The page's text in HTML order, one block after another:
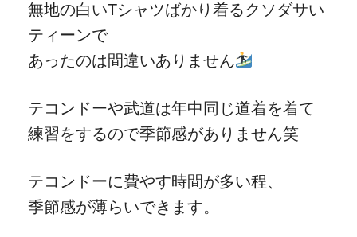
無地の白いTシャツばかり着るクソダサい
ティーンで
あったのは間違いありません
テコンドーや武道は年中同じ道着を着て
練習をするので季節感がありません笑
テコンドーに費やす時間が多い程、
季節感が薄らいできます。